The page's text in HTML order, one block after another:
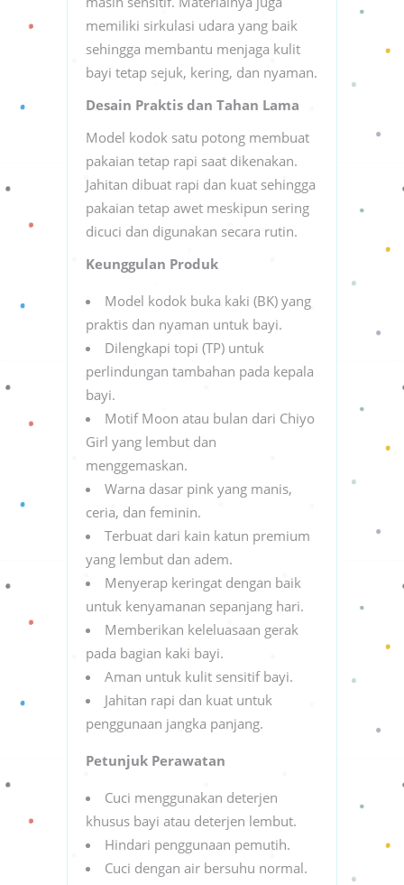
memiliki sirkulasi udara yang baik
sehingga membantu menjaga kulit
bayi tetap sejuk, kering, dan nyaman.
Desain Praktis dan Tahan Lama
Model kodok satu potong membuat
pakaian tetap rapi saat dikenakan.
Jahitan dibuat rapi dan kuat sehingga
pakaian tetap awet meskipun sering
dicuci dan digunakan secara rutin.
Keunggulan Produk
Model kodok buka kaki (BK) yang
praktis dan nyaman untuk bayi.
Dilengkapi topi (TP) untuk
perlindungan tambahan pada kepala
bayi.
Motif Moon atau bulan dari Chiyo
Girl yang lembut dan
menggemaskan.
Warna dasar pink yang manis,
ceria, dan feminin.
Terbuat dari kain katun premium
yang lembut dan adem.
Menyerap keringat dengan baik
untuk kenyamanan sepanjang hari.
Memberikan keleluasaan gerak
pada bagian kaki bayi.
Aman untuk kulit sensitif bayi.
Jahitan rapi dan kuat untuk
penggunaan jangka panjang.
Petunjuk Perawatan
Cuci menggunakan deterjen
khusus bayi atau deterjen lembut.
Hindari penggunaan pemutih.
Cuci dengan air bersuhu normal.